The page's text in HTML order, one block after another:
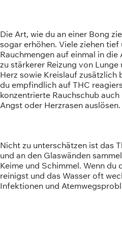
Die Art, wie du an einer Bong
sogar erhöhen. Viele ziehen
Rauchmengen auf einmal in
zu stärkerer Reizung von
Herz sowie Kreislauf zusätzlich
du empfindlich auf THC
konzentrierte Rauchschub
Angst oder Herzrasen auslösen.
Nicht zu unterschätzen ist das
und an den Glaswänden
Keime und Schimmel. Wenn
reinigst und das Wasser oft
Infektionen und